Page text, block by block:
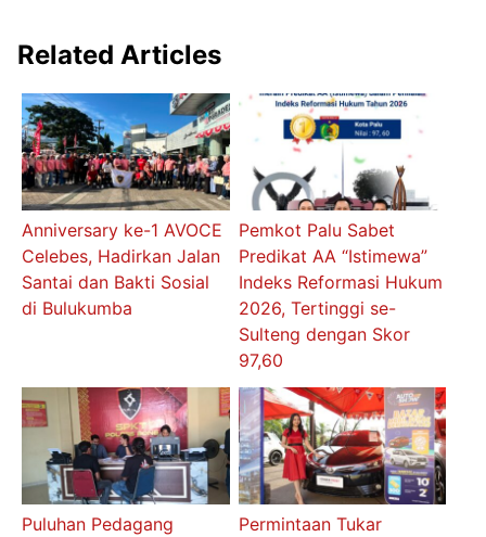
Related Articles
Anniversary ke-1 AVOCE
Celebes, Hadirkan Jalan
Santai dan Bakti Sosial
di Bulukumba
Pemkot Palu Sabet
Predikat AA “Istimewa”
Indeks Reformasi Hukum
2026, Tertinggi se-
Sulteng dengan Skor
97,60
Puluhan Pedagang
Permintaan Tukar